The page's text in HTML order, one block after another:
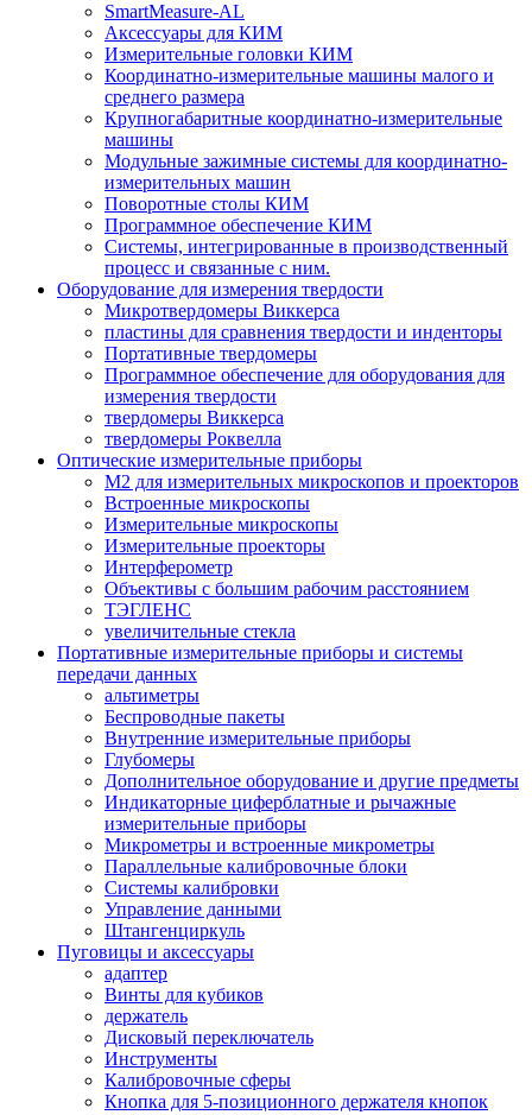
SmartMeasure-AL
Аксессуары для КИМ
Измерительные головки КИМ
Координатно-измерительные машины малого и
среднего размера
Крупногабаритные координатно-измерительные
машины
Модульные зажимные системы для координатно-
измерительных машин
Поворотные столы КИМ
Программное обеспечение КИМ
Системы, интегрированные в производственный
процесс и связанные с ним.
Оборудование для измерения твердости
Микротвердомеры Виккерса
пластины для сравнения твердости и инденторы
Портативные твердомеры
Программное обеспечение для оборудования для
измерения твердости
твердомеры Виккерса
твердомеры Роквелла
Оптические измерительные приборы
M2 для измерительных микроскопов и проекторов
Встроенные микроскопы
Измерительные микроскопы
Измерительные проекторы
Интерферометр
Объективы с большим рабочим расстоянием
ТЭГЛЕНС
увеличительные стекла
Портативные измерительные приборы и системы
передачи данных
альтиметры
Беспроводные пакеты
Внутренние измерительные приборы
Глубомеры
Дополнительное оборудование и другие предметы
Индикаторные циферблатные и рычажные
измерительные приборы
Микрометры и встроенные микрометры
Параллельные калибровочные блоки
Системы калибровки
Управление данными
Штангенциркуль
Пуговицы и аксессуары
адаптер
Винты для кубиков
держатель
Дисковый переключатель
Инструменты
Калибровочные сферы
Кнопка для 5-позиционного держателя кнопок